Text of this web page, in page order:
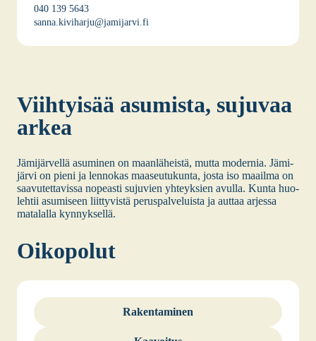
040 139 5643
sanna.kiviharju@jamijarvi.fi
Viih­tyi­sää asu­mis­ta, suju­vaa
arkea
Jämi­jär­vel­lä asu­mi­nen on maan­lä­heis­tä, mut­ta moder­nia. Jämi­
jär­vi on pie­ni ja len­no­kas maa­seu­tu­kun­ta, jos­ta iso maa­il­ma on
saa­vu­tet­ta­vis­sa nopeas­ti suju­vien yhteyk­sien avul­la. Kun­ta huo­
leh­tii asu­mi­seen liit­ty­vis­tä perus­pal­ve­luis­ta ja aut­taa arjes­sa
mata­lal­la kyn­nyk­sel­lä.
Oiko­po­lut
Raken­ta­mi­nen